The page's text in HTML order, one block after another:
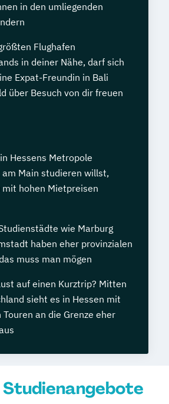
in den umliegenden
Flughafen
in deiner Nähe, darf sich
Expat-Freundin in Bali
über Besuch von dir freuen
Hessens Metropole
Main studieren willst,
mit hohen Mietpreisen
wie Marburg
haben eher provinzialen
muss man mögen
auf einen Kurztrip? Mitten
sieht es in Hessen mit
an die Grenze eher